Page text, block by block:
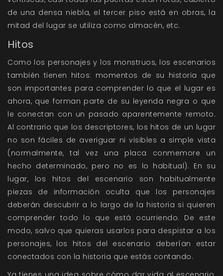
de una densa niebla, el tercer piso está en obras, la
mitad del lugar se utiliza como almacén, etc.
Hitos
Como los personajes y los monstruos, los escenarios
también tienen hitos: momentos de su historia que
son importantes para comprender lo que el lugar es
ahora, que forman parte de su leyenda negra o que
le conectan con un pasado aparentemente remoto.
Al contrario que los descriptores, los hitos de un lugar
no son fáciles de averiguar ni visibles a simple vista
(normalmente, tal vez una placa conmemore un
hecho determinado, pero no es lo habitual). En su
lugar, los hitos del escenario son habitualmente
piezas de información oculta que los personajes
deberán descubrir a lo largo de la historia si quieren
comprender todo lo que está ocurriendo. De este
modo, salvo que quieras usarlos para despistar a los
personajes, los hitos del escenario deberían estar
conectados con la historia que estás contando.